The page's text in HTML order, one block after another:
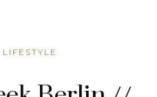
LIFESTYLE